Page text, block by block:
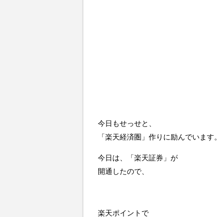
今日もせっせと、
「楽天経済圏」作りに励んでいます
今日は、「楽天証券」が
開通したので、
楽天ポイントで